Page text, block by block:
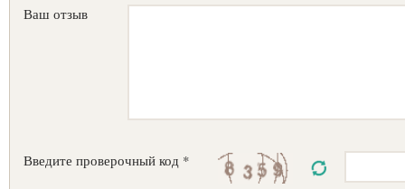
Ваш отзыв
Введите проверочный код *